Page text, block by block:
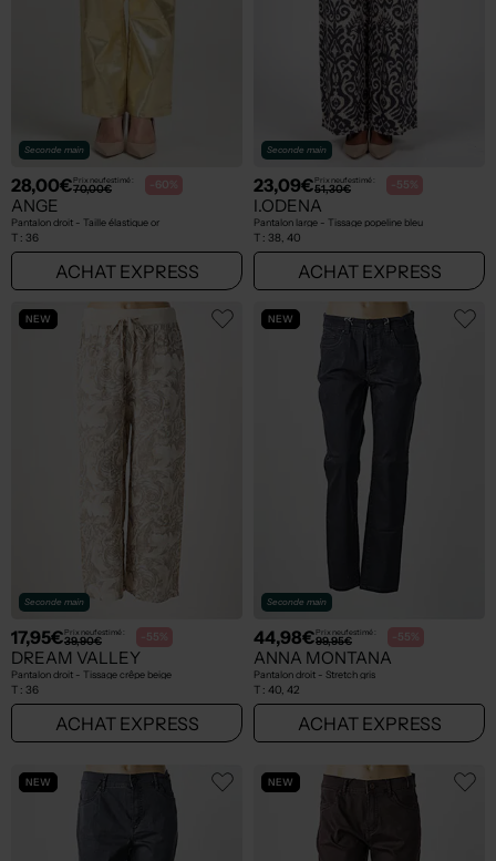
Seconde main
28,00€Prix neuf estimé :
70,00€ -60%
ANGE
Pantalon droit - Taille élastique or
T : 36
ACHAT EXPRESS
Seconde main
23,09€Prix neuf estimé :
51,30€ -55%
I.ODENA
Pantalon large - Tissage popeline bleu
T : 38, 40
ACHAT EXPRESS
NEW
Seconde main
17,95€Prix neuf estimé :
39,90€ -55%
DREAM VALLEY
Pantalon droit - Tissage crêpe beige
T : 36
ACHAT EXPRESS
NEW
Seconde main
44,98€Prix neuf estimé :
99,95€ -55%
ANNA MONTANA
Pantalon droit - Stretch gris
T : 40, 42
ACHAT EXPRESS
NEW NEW